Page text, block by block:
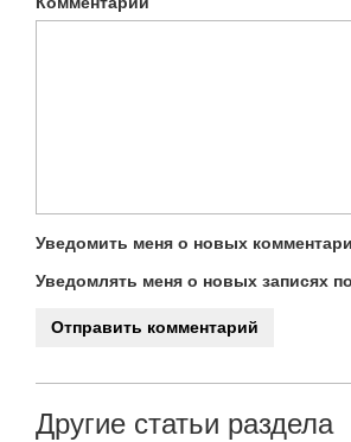
Уведомить меня о новых
Уведомлять меня о новых записях
Другие статьи раздела